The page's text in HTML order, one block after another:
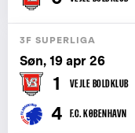
3F SUPERLIGA
Søn, 19 apr 26
1 VEJLE BOLDKLUB
4 F.C. KØBENHAVN